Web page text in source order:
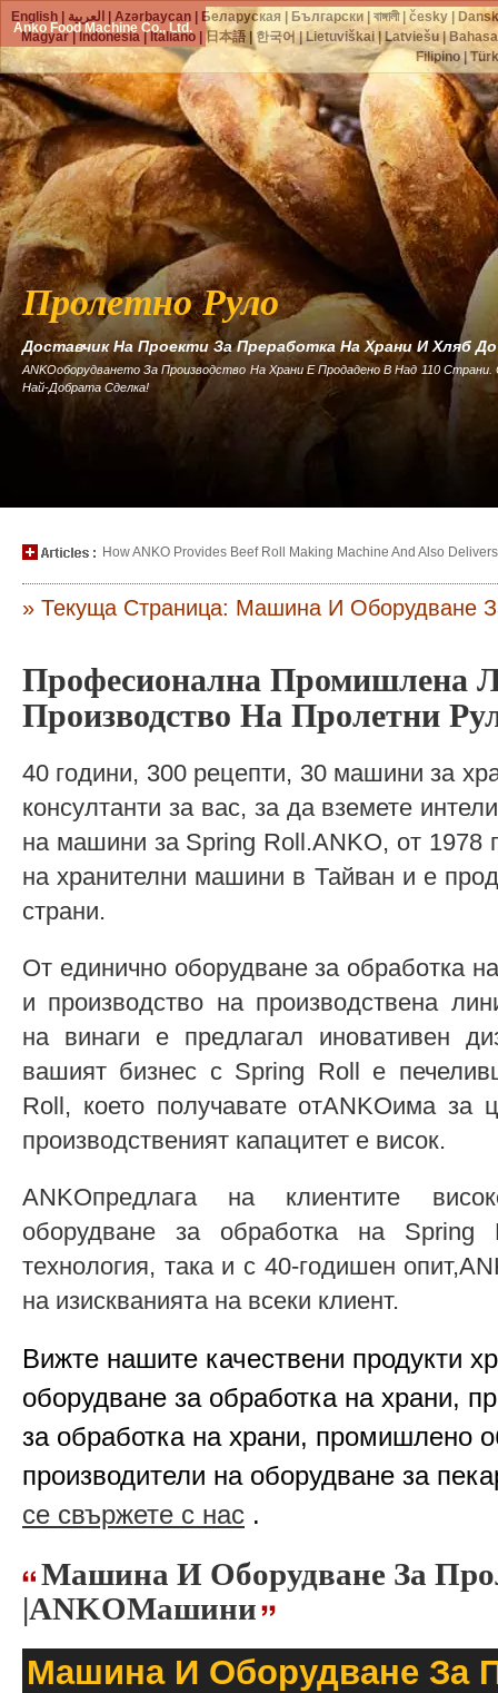
Anko Food Machine Co., Ltd.
Пролетно Руло
Доставчик На Проекти За Преработка На Храни И Хляб
ANKOоборудването За Производство На Храни Е Продадено В Над 110
Най-Добрата Сделка!
How ANKO Provides Beef Roll Making Machine And Also
» Текуща Страница: Машина И Оборудване
Професионална Промишлена
Производство На Пролетни
40 години, 300 рецепти, 30 машини за
консултанти за вас, за да вземете
на машини за Spring Roll.ANKO, от 1978
на хранителни машини в Тайван и е
страни.
От единично оборудване за обработка
и производство на производствена
на винаги е предлагал иновативен
вашият бизнес с Spring Roll е
Roll, което получавате отANKOима
производственият капацитет е висок.
ANKOпредлага на клиентите
оборудване за обработка на Spring
технология, така и с 40-годишен
на изискванията на всеки клиент.
Вижте нашите качествени продукти
оборудване за обработка на храни,
за обработка на храни, промишлено
производители на оборудване за
се свържете с нас .
Машина И Оборудване За
|ANKOМашини
Машина И Оборудване За
English العربية |Azərbaycan Беларуская Български |বাঙ্গালী|česky
Magyar|Indonesia| Italiano| 日本語|한국어|Lietuviškai|Latviešu|
Filipino|